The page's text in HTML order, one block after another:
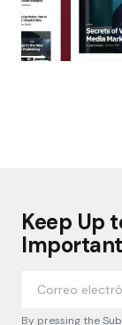
Keep Up
By pressing the